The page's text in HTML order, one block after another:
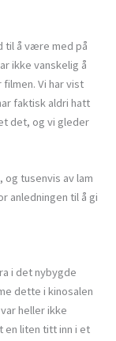
til å være med på
ikke vanskelig å
Vi har vist
faktisk aldri hatt
det, og vi gleder
og tusenvis av lam
anledningen til å gi
i det nybygde
dette i kinosalen
heller ikke
en liten titt inn i et